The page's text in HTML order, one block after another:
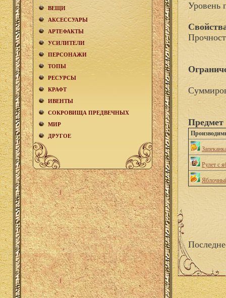
ВЕЩИ
АКCЕСCУАРЫ
АРТЕФАКТЫ
УСИЛИТЕЛИ
ПЕРСОНАЖИ
ТОПЫ
РЕСУРСЫ
КРАФТ
ИВЕНТЫ
СОКРОВИЩА ПРЕДВЕЧНЫХ
МИР
ДРУГОЕ
Уровень
Предмет
Рулет с